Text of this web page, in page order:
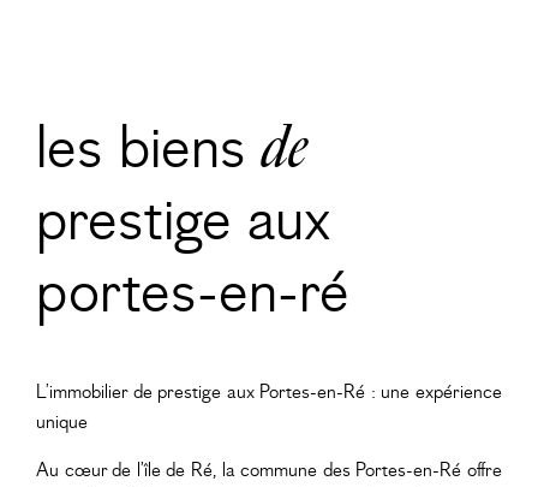
les biensde
prestige aux
portes-en-ré
L’immobilier de prestige aux Portes-en-Ré : une expérience
unique
Au cœur de l’île de Ré, la commune des Portes-en-Ré offre